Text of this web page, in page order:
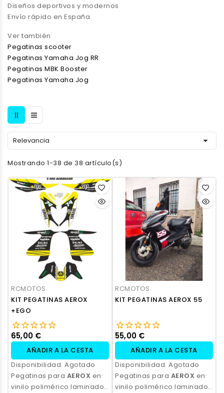
Diseños deportivos y modernos
Envío rápido en España
Ver también
Pegatinas scooter
Pegatinas Yamaha Jog RR
Pegatinas MBK Booster
Pegatinas Yamaha Jog
Relevancia 
Mostrando 1-38 de 38 artículo(s)
RCMOTOS
KIT PEGATINAS AEROX
+EGO
65,00 €
AÑADIR A LA CESTA
Disponibilidad: Agotado
Pegatinas para AEROX en
vinilo polimérico laminado,
RCMOTOS
KIT PEGATINAS AEROX 55
55,00 €
AÑADIR A LA CESTA
Disponibilidad: Agotado
Pegatinas para AEROX en
vinilo polimérico laminado,